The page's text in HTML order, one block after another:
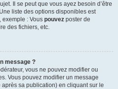
Il se peut que vous ayez besoin d’être
liste des options disponibles est
exemple : Vous pouvez poster de
des fichiers, etc.
message ?
vous ne pouvez modifier ou
Vous pouvez modifier un message
sa publication) en cliquant sur le